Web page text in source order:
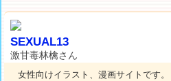
SEXUAL13
激甘毒林檎さん
女性向けイラスト、漫画サイトです。